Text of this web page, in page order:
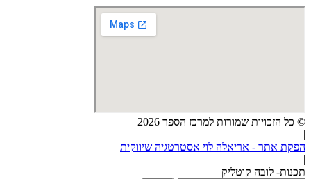
© כל הזכויות שמורות למרכז הספר 2026
|
הפקת אתר - אריאלה לוי אסטרטגיה שיווקית
|
תכנות- לובה קוטליק